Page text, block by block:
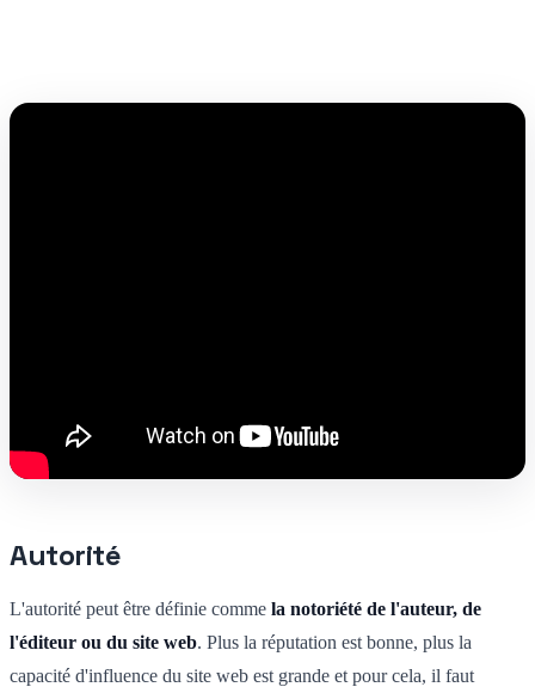
Autorité
L'autorité peut être définie comme la notoriété de l'auteur, de
l'éditeur ou du site web. Plus la réputation est bonne, plus la
capacité d'influence du site web est grande et pour cela, il faut